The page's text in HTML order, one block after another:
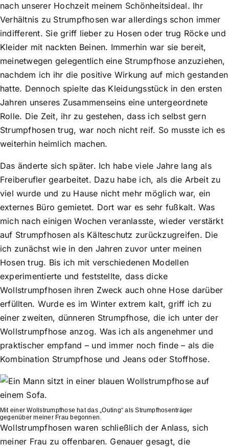
nach unserer Hochzeit meinem Schönheitsideal. Ihr
Verhältnis zu Strumpfhosen war allerdings schon immer
indifferent. Sie griff lieber zu Hosen oder trug Röcke und
Kleider mit nackten Beinen. Immerhin war sie bereit,
meinetwegen gelegentlich eine Strumpfhose anzuziehen,
nachdem ich ihr die positive Wirkung auf mich gestanden
hatte. Dennoch spielte das Kleidungsstück in den ersten
Jahren unseres Zusammenseins eine untergeordnete
Rolle. Die Zeit, ihr zu gestehen, dass ich selbst gern
Strumpfhosen trug, war noch nicht reif. So musste ich es
weiterhin heimlich machen.
Das änderte sich später. Ich habe viele Jahre lang als
Freiberufler gearbeitet. Dazu habe ich, als die Arbeit zu
viel wurde und zu Hause nicht mehr möglich war, ein
externes Büro gemietet. Dort war es sehr fußkalt. Was
mich nach einigen Wochen veranlasste, wieder verstärkt
auf Strumpfhosen als Kälteschutz zurückzugreifen. Die
ich zunächst wie in den Jahren zuvor unter meinen
Hosen trug. Bis ich mit verschiedenen Modellen
experimentierte und feststellte, dass dicke
Wollstrumpfhosen ihren Zweck auch ohne Hose darüber
erfüllten. Wurde es im Winter extrem kalt, griff ich zu
einer zweiten, dünneren Strumpfhose, die ich unter der
Wollstrumpfhose anzog. Was ich als angenehmer und
praktischer empfand – und immer noch finde – als die
Kombination Strumpfhose und Jeans oder Stoffhose.
Mit einer Wollstrumpfhose hat das „Outing“ als Strumpfhosenträger
gegenüber meiner Frau begonnen.
Wollstrumpfhosen waren schließlich der Anlass, sich
meiner Frau zu offenbaren. Genauer gesagt, die